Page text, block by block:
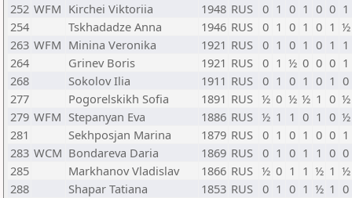
252 WFM Kirchei Viktoriia 1948 RUS 0 1 0 1 0 0 1
254
Tskhadadze Anna 1946 RUS 0 1 0 1 0 1 ½
263 WFM Minina Veronika 1921 RUS 0 1 0 1 0 1 1
264
Grinev Boris 1921 RUS 0 1 ½ 0 0 0 1
268
Sokolov Ilia 1911 RUS 0 1 0 1 0 1 0
277
Pogorelskikh Sofia 1891 RUS ½ 0 ½ ½ 1 0 ½
279 WFM Stepanyan Eva 1886 RUS ½ 1 1 0 1 0 ½
281
Sekhposjan Marina 1879 RUS 0 1 0 1 0 0 1
283 WCM Bondareva Daria 1869 RUS 0 1 0 1 1 0 0
285
Markhanov Vladislav 1866 RUS ½ 0 1 1 ½ 1 ½
288
Shapar Tatiana 1853 RUS 0 1 0 1 ½ 1 0